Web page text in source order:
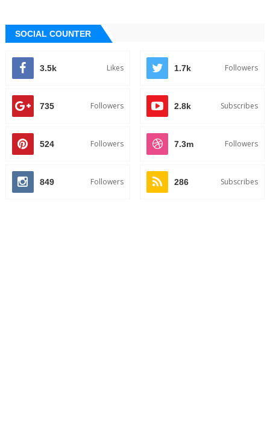
SOCIAL COUNTER
3.5k Likes 1.7k Followers
735 Followers 2.8k Subscribes
524 Followers 7.3m Followers
849 Followers 286 Subscribes